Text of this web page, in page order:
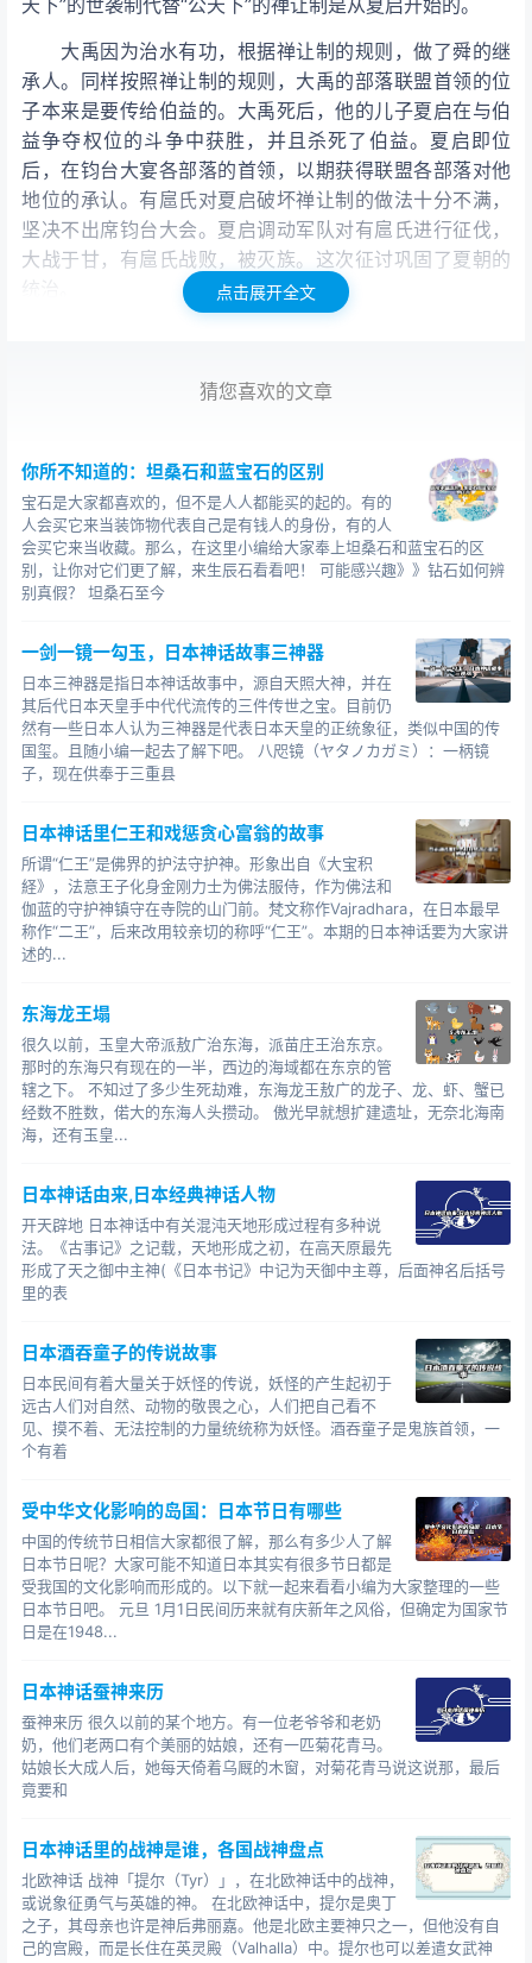
天下”的世袭制代替“公天下”的禅让制是从夏启开始的。
大禹因为治水有功，根据禅让制的规则，做了舜的继
承人。同样按照禅让制的规则，大禹的部落联盟首领的位
子本来是要传给伯益的。大禹死后，他的儿子夏启在与伯
益争夺权位的斗争中获胜，并且杀死了伯益。夏启即位
后，在钧台大宴各部落的首领，以期获得联盟各部落对他
地位的承认。有扈氏对夏启破坏禅让制的做法十分不满，
坚决不出席钧台大会。夏启调动军队对有扈氏进行征伐，
大战于甘，有扈氏战败，被灭族。这次征讨巩固了夏朝的
统治。
到巩固。从“太康失国”到“少康中兴”以后，夏朝统治者都善
下的时候，夏朝却一味地讨伐边国，耗费了大量人力物
力；同时，夏桀是一个昏庸无能、贪图享受的暴君，想尽
办法残害忠臣和百姓，重用乱臣贼子。因此，四方诸侯纷
纷要求推翻他的暴政，使得夏桀陷入了内外交困的孤立境
地。
号召，说：“有夏多罪，天命殛之”，联合四方诸侯向夏朝发
起了进攻。在鸣条之战中，商汤的军队取得了决定性胜
利。夏桀在出逃后死于南巢，夏王朝从此灭亡了。
夏的“家天下”世袭王朝是由夏启开启的，而终结这个王
朝的最后一个君主则是夏桀。“启”就是开启的意思，而“桀”
的谐音就是终结。这是历史的一个巧合，还是冥冥之中就
已经注定了呢？
中国历史10大诡异巧合——三家分晋与三国归晋
春秋末年，韩、赵、魏三家分晋；三国后期，魏、
蜀、吴三个政权又归于一统，而此时统一天下的，恰巧就
三家分晋指的是春秋末年，五霸之一的晋国被韩、
赵、魏三家大夫瓜分的事件。周威烈王二十三年（公元前
403年），周天子分封韩、赵、魏三家为侯国。司光的编
年体史书《资治通鉴》就是从这一事件开始记载的：
诸侯……”公元前376年，韩、赵、魏三家联合废掉晋静公，
将晋公室剩余土地全部瓜分了。三家分晋是春秋与战国的
重要分界点，具有划时代的历史意义。从此，韩、赵、魏
都成为了中原大国，再加上原有的秦、齐、楚、燕四个大
三国时期是国家大分裂民族大融合的历史时期，有曹
魏、蜀汉、孙吴等三个政权并立。三国存在的时间非常
短，只有几十年的时间，最后归于晋朝的大一统。公元
263年，司马昭派钟会、邓艾、诸葛绪分兵三路南平蜀
魏军被挡于剑阁之前，邓艾避开姜维大军的锋芒，抄
阴平小路直取涪城，进逼成都。汉主刘禅投降，蜀汉为魏
所灭。公元265年，司马昭死后，司马炎夺取曹魏政权，
定都洛阳，建立晋朝，史称西晋，并开始筹备伐吴。
发。公元280年，晋军成功攻克建业，孙皓投降，东吴灭
亡，西晋成功统一了天下，历史上称这一结局为“三国归
晋”，纷纷扰扰的战国风云始于“分晋”，终于“归晋”，未免
令后人遐思这是否又是历史的一个诡异巧合。
一时的短命王朝
和隋朝都完成了我国历史上两次重要的大一统，都建
立了强盛的东方帝国。然而更加巧合的是，这两个统一强
盛的王朝都一样的短命，都断送在了二世的手中，并且这
点击展开全文
猜您喜欢的文章
你所不知道的：坦桑石和蓝宝石的区别
宝石是大家都喜欢的，但不是人人都能买的起的。有的
人会买它来当装饰物代表自己是有钱人的身份，有的人
会买它来当收藏。那么，在这里小编给大家奉上坦桑石和蓝宝石的区
别，让你对它们更了解，来生辰石看看吧！ 可能感兴趣》》钻石如何辨
别真假？ 坦桑石至今
一剑一镜一勾玉，日本神话故事三神器
日本三神器是指日本神话故事中，源自天照大神，并在
其后代日本天皇手中代代流传的三件传世之宝。目前仍
然有一些日本人认为三神器是代表日本天皇的正统象征，类似中国的传
国玺。且随小编一起去了解下吧。 八咫镜（ヤタノカガミ）：一柄镜
子，现在供奉于三重县
日本神话里仁王和戏惩贪心富翁的故事
所谓“仁王”是佛界的护法守护神。形象出自《大宝积
経》，法意王子化身金刚力士为佛法服侍，作为佛法和
伽蓝的守护神镇守在寺院的山门前。梵文称作Vajradhara，在日本最早
称作“二王”，后来改用较亲切的称呼“仁王”。本期的日本神话要为大家讲
述的...
东海龙王塌
很久以前，玉皇大帝派敖广治东海，派苗庄王治东京。
那时的东海只有现在的一半，西边的海域都在东京的管
辖之下。 不知过了多少生死劫难，东海龙王敖广的龙子、龙、虾、蟹已
经数不胜数，偌大的东海人头攒动。 傲光早就想扩建遗址，无奈北海南
海，还有玉皇...
日本神话由来,日本经典神话人物
开天辟地 日本神话中有关混沌天地形成过程有多种说
法。《古事记》之记载，天地形成之初，在高天原最先
形成了天之御中主神(《日本书记》中记为天御中主尊，后面神名后括号
里的表
日本酒吞童子的传说故事
日本民间有着大量关于妖怪的传说，妖怪的产生起初于
远古人们对自然、动物的敬畏之心，人们把自己看不
见、摸不着、无法控制的力量统统称为妖怪。酒吞童子是鬼族首领，一
个有着
受中华文化影响的岛国：日本节日有哪些
中国的传统节日相信大家都很了解，那么有多少人了解
日本节日呢？大家可能不知道日本其实有很多节日都是
受我国的文化影响而形成的。以下就一起来看看小编为大家整理的一些
日本节日吧。 元旦 1月1日民间历来就有庆新年之风俗，但确定为国家节
日是在1948...
日本神话蚕神来历
蚕神来历 很久以前的某个地方。有一位老爷爷和老奶
奶，他们老两口有个美丽的姑娘，还有一匹菊花青马。
姑娘长大成人后，她每天倚着乌厩的木窗，对菊花青马说这说那，最后
竟要和
日本神话里的战神是谁，各国战神盘点
北欧神话 战神「提尔（Tyr）」，在北欧神话中的战神，
或说象征勇气与英雄的神。 在北欧神话中，提尔是奥丁
之子，其母亲也许是神后弗丽嘉。他是北欧主要神只之一，但他没有自
己的宫殿，而是长住在英灵殿（Valhalla）中。提尔也可以差遣女武神